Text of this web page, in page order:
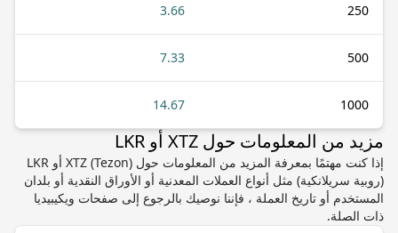
250
3.66
500
7.33
1000
14.67
مزيد من المعلومات حول XTZ أو LKR
إذا كنت مهتمًا بمعرفة المزيد من المعلومات حول XTZ (Tezon) أو LKR
(روبية سريلانكية) مثل أنواع العملات المعدنية أو الأوراق النقدية أو بلدان
المستخدم أو تاريخ العملة ، فإننا نوصيك بالرجوع إلى صفحات ويكيبيديا
ذات الصلة.